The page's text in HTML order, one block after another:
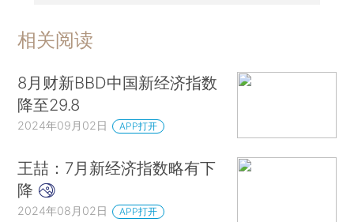
相关阅读
8月财新BBD中国新经济指数
降至29.8
2024年09月02日 APP打开
王喆：7月新经济指数略有下
降
2024年08月02日 APP打开